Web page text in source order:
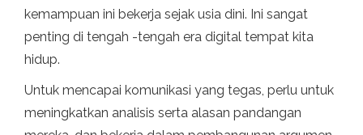
kemampuan ini bekerja sejak usia dini. Ini sangat
penting di tengah -tengah era digital tempat kita
hidup.
Untuk mencapai komunikasi yang tegas, perlu untuk
meningkatkan analisis serta alasan pandangan